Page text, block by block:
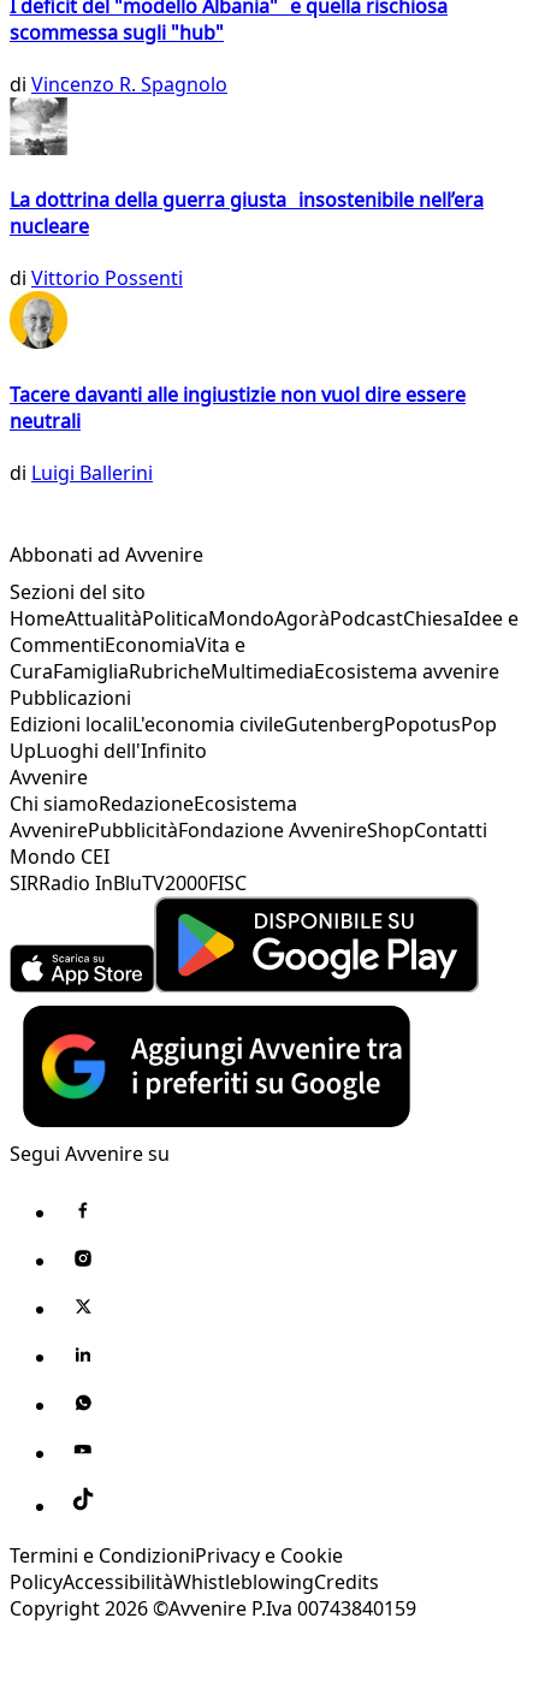
I deficit del "modello Albania" e quella rischiosa
scommessa sugli "hub"
di Vincenzo R. Spagnolo
La dottrina della guerra giusta insostenibile nell’era
nucleare
di Vittorio Possenti
Tacere davanti alle ingiustizie non vuol dire essere
neutrali
di Luigi Ballerini
Abbonati ad Avvenire
Sezioni del sito
HomeAttualitàPoliticaMondoAgoràPodcastChiesaIdee e
CommentiEconomiaVita e
CuraFamigliaRubricheMultimediaEcosistema avvenire
Pubblicazioni
Edizioni localiL'economia civileGutenbergPopotusPop
UpLuoghi dell'Infinito
Avvenire
Chi siamoRedazioneEcosistema
AvvenirePubblicitàFondazione AvvenireShopContatti
Mondo CEI
SIRRadio InBluTV2000FISC
Segui Avvenire su
Termini e CondizioniPrivacy e Cookie
PolicyAccessibilitàWhistleblowingCredits
Copyright 2026 ©Avvenire P.Iva 00743840159